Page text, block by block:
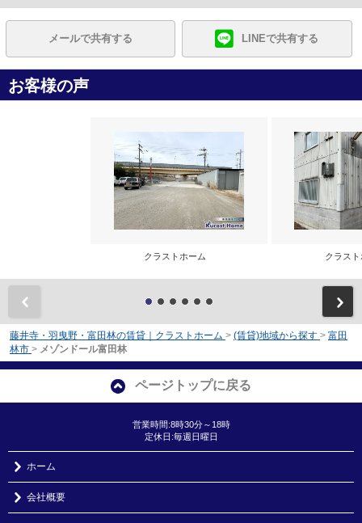
メールで共有する LINEで共有する
お客様の声
クラストホーム クラス
藤井寺・羽曳野・富田林の賃貸｜クラストホーム > (賃貸)地域から探す > 富田
林市 > メゾンドール富田林
ページトップに戻る
営業時間:8時30分～18時
定休日:毎週日曜日
ホーム
会社概要